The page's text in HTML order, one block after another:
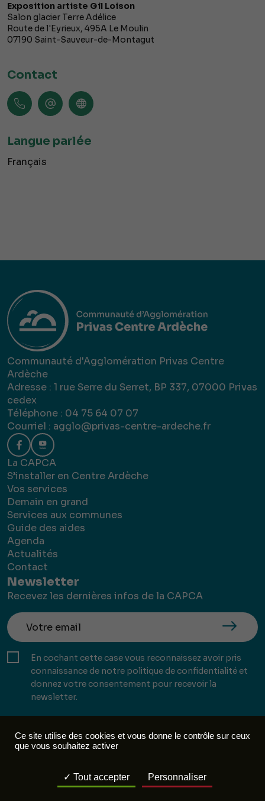
Exposition artiste Gil Loison
Salon glacier Terre Adélice
Route de l'Eyrieux, 495A Le Moulin
07190 Saint-Sauveur-de-Montagut
Contact
Langue parlée
Français
Communauté d'Agglomération Privas Centre
Ardèche
Adresse : 1 rue Serre du Serret, BP 337, 07000 Privas
cedex
Téléphone : 04 75 64 07 07
Courriel : agglo@privas-centre-ardeche.fr
La CAPCA
S’installer en Centre Ardèche
Vos services
Demain en grand
Services aux communes
Guide des aides
Agenda
Actualités
Contact
Newsletter
Recevez les dernières infos de la CAPCA
En cochant cette case vous reconnaissez avoir pris
connaissance de notre politique de confidentialité et
donnez votre consentement pour recevoir la
newsletter.
Réalisation : Mill, Privas
Ce site utilise des cookies et vous donne le contrôle sur ceux
que vous souhaitez activer
Tout accepter Personnaliser